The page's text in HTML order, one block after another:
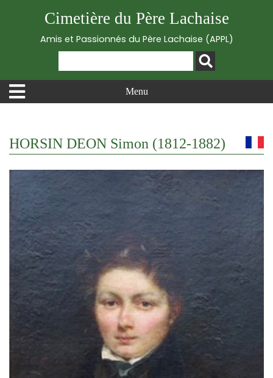
Cimetière du Père Lachaise
Amis et Passionnés du Père Lachaise (APPL)
Menu
HORSIN DEON Simon (1812-1882)